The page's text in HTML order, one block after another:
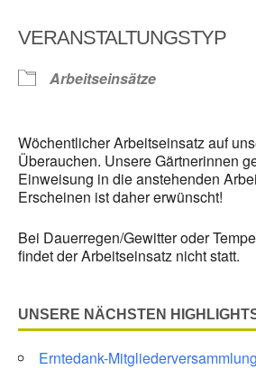
VERANSTALTUNGSTYP
Arbeitseinsätze
Wöchentlicher Arbeitseinsatz auf
Überauchen. Unsere Gärtnerinnen
Einweisung in die anstehenden
Erscheinen ist daher erwünscht!
Bei Dauerregen/Gewitter oder
findet der Arbeitseinsatz nicht statt.
UNSERE NÄCHSTEN
Erntedank-Mitgliederversammlung